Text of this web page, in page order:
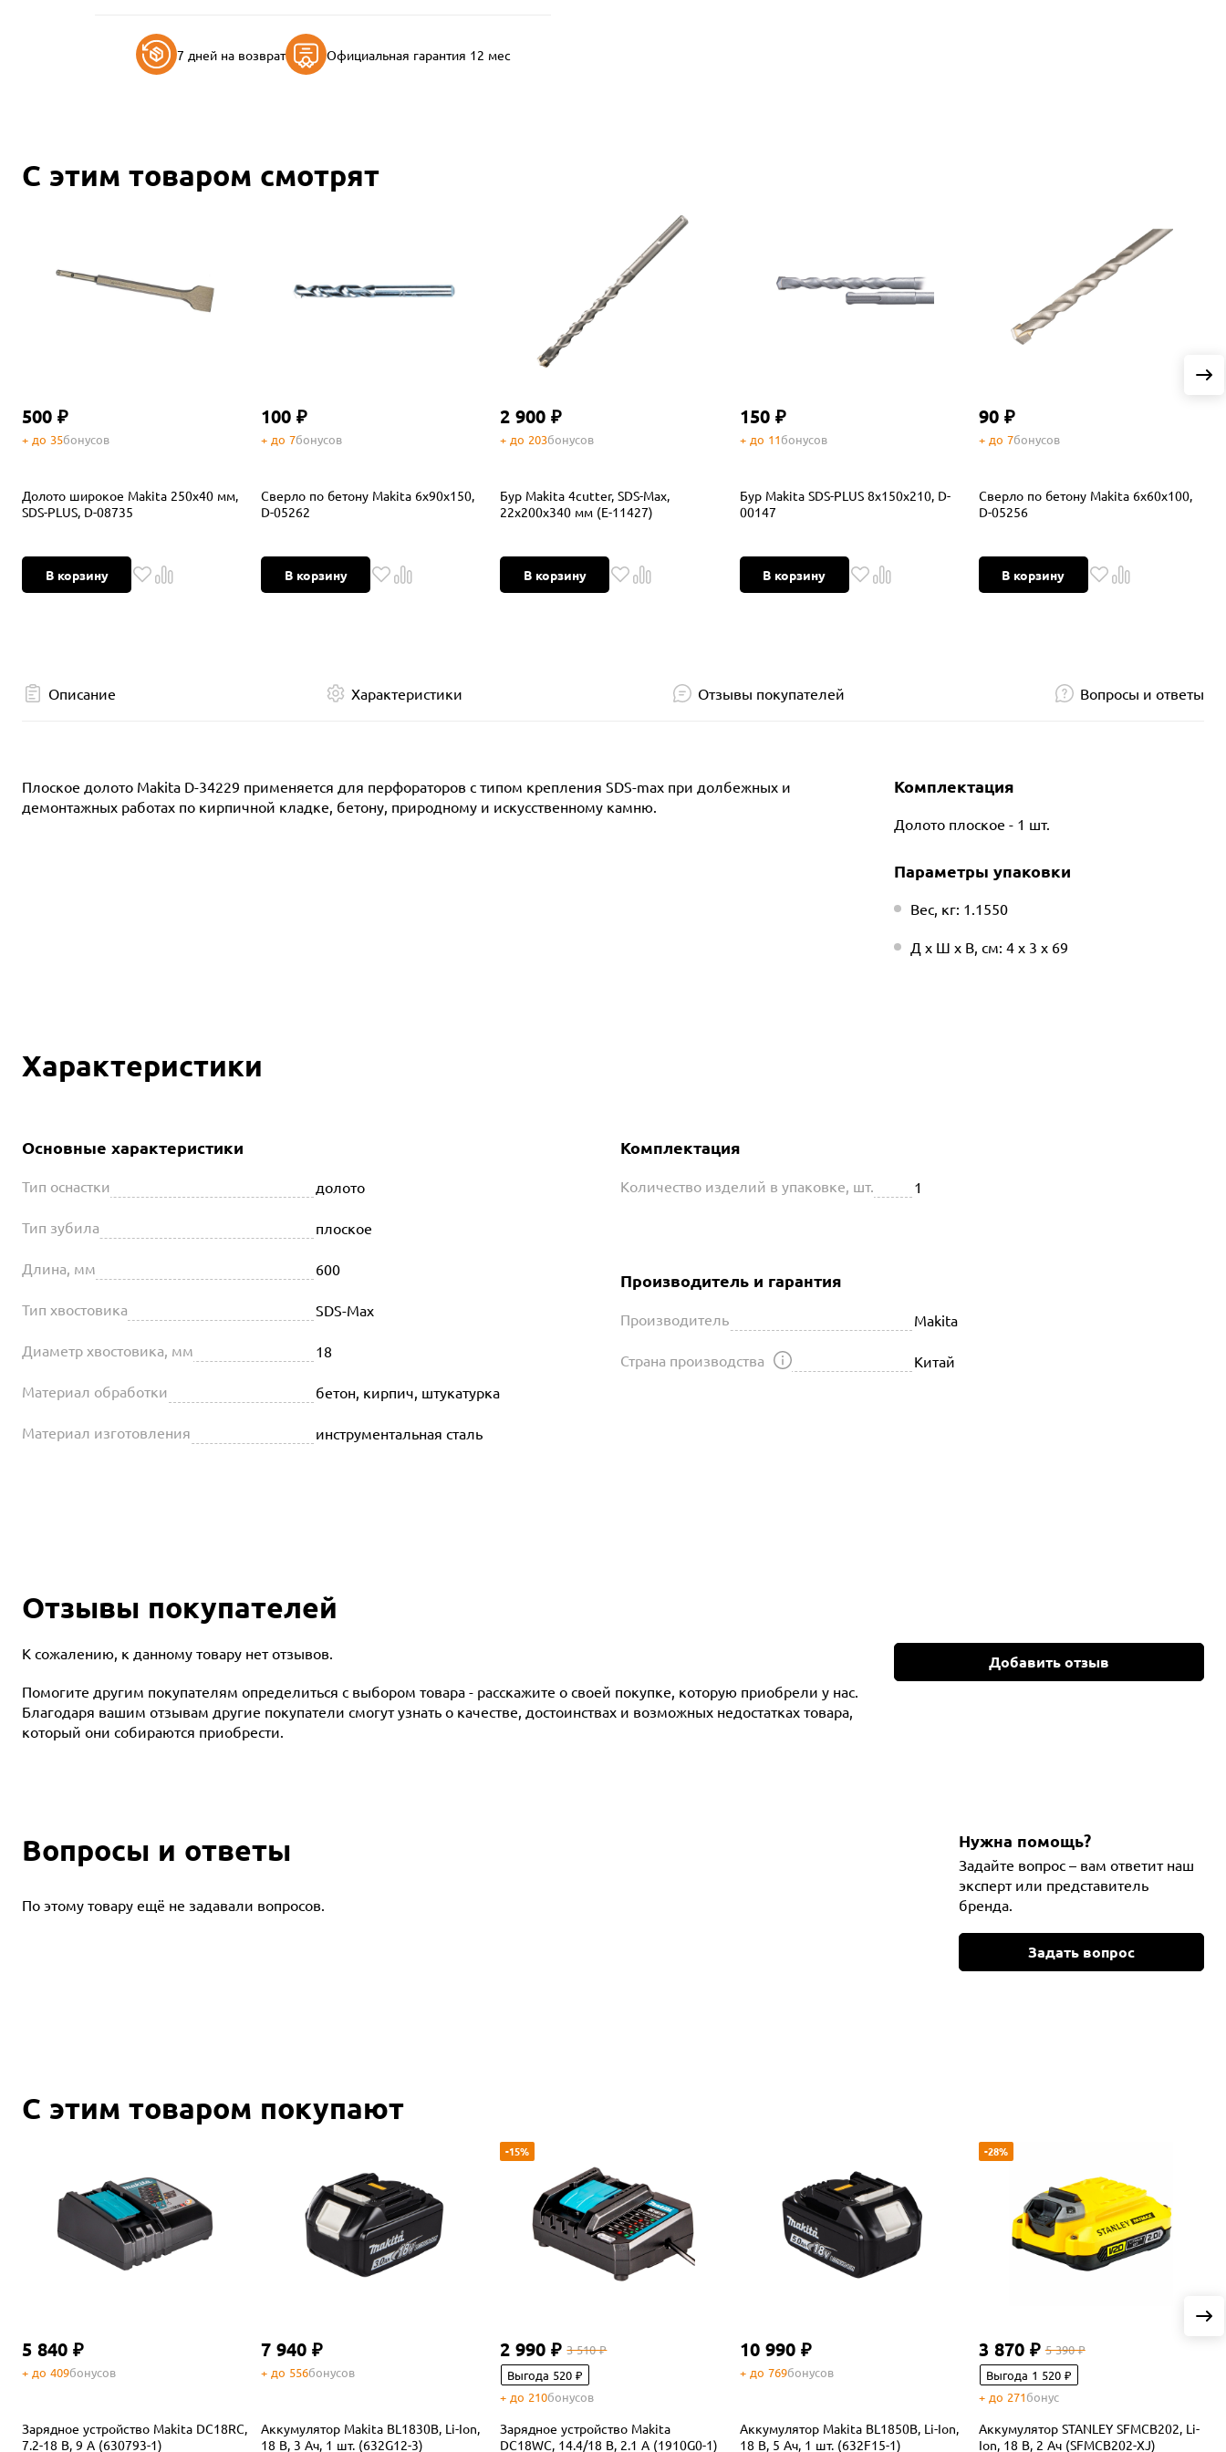
7 дней на возврат Официальная гарантия 12 мес
С этим товаром смотрят
500 ₽
+ до 35бонусов
Долото широкое Makita 250x40 мм,
SDS-PLUS, D-08735
В корзину
100 ₽
+ до 7бонусов
Сверло по бетону Makita 6x90x150,
D-05262
В корзину
2 900 ₽
+ до 203бонусов
Бур Makita 4cutter, SDS-Max,
22х200х340 мм (E-11427)
В корзину
150 ₽
+ до 11бонусов
Бур Makita SDS-PLUS 8x150x210, D-
00147
В корзину
90 ₽
+ до 7бонусов
Сверло по бетону Makita 6x60x100,
D-05256
В корзину
Описание Характеристики Отзывы покупателей Вопросы и ответы
Плоское долото Makita D-34229 применяется для перфораторов с типом крепления SDS-max при долбежных и
демонтажных работах по кирпичной кладке, бетону, природному и искусственному камню.
Комплектация
Долото плоское - 1 шт.
Параметры упаковки
Вес, кг: 1.1550
Д х Ш х В, см: 4 х 3 х 69
Характеристики
Основные характеристики
Тип оснастки долото
Тип зубила плоское
Длина, мм 600
Тип хвостовика SDS-Max
Диаметр хвостовика, мм 18
Материал обработки бетон, кирпич, штукатурка
Материал изготовления инструментальная сталь
Комплектация
Количество изделий в упаковке, шт. 1
Производитель и гарантия
Производитель Makita
Страна производства Китай
Отзывы покупателей
К сожалению, к данному товару нет отзывов.
Помогите другим покупателям определиться с выбором товара - расскажите о своей покупке, которую приобрели у нас.
Благодаря вашим отзывам другие покупатели смогут узнать о качестве, достоинствах и возможных недостатках товара,
который они собираются приобрести.
Добавить отзыв
Вопросы и ответы
По этому товару ещё не задавали вопросов.
Нужна помощь?
Задайте вопрос – вам ответит наш
эксперт или представитель
бренда.
Задать вопрос
С этим товаром покупают
5 840 ₽
+ до 409бонусов
Зарядное устройство Makita DC18RC,
7.2-18 В, 9 А (630793-1)
7 940 ₽
+ до 556бонусов
Аккумулятор Makita BL1830B, Li-Ion,
18 В, 3 Ач, 1 шт. (632G12-3)
-15%
2 990 ₽ 3 510 ₽
Выгода 520 ₽
+ до 210бонусов
Зарядное устройство Makita
DC18WC, 14.4/18 В, 2.1 А (1910G0-1)
10 990 ₽
+ до 769бонусов
Аккумулятор Makita BL1850B, Li-Ion,
18 В, 5 Ач, 1 шт. (632F15-1)
-28%
3 870 ₽ 5 390 ₽
Выгода 1 520 ₽
+ до 271бонус
Аккумулятор STANLEY SFMCB202, Li-
Ion, 18 В, 2 Ач (SFMCB202-XJ)